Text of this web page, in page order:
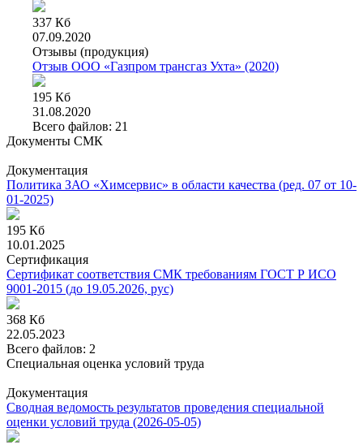
337 Кб
07.09.2020
Отзывы (продукция)
Отзыв ООО «Газпром трансгаз Ухта» (2020)
195 Кб
31.08.2020
Всего файлов: 21
Документы СМК
Документация
Политика ЗАО «Химсервис» в области качества (ред. 07 от 10-
01-2025)
195 Кб
10.01.2025
Сертификация
Сертификат соответствия СМК требованиям ГОСТ Р ИСО
9001-2015 (до 19.05.2026, рус)
368 Кб
22.05.2023
Всего файлов: 2
Специальная оценка условий труда
Документация
Сводная ведомость результатов проведения специальной
оценки условий труда (2026-05-05)